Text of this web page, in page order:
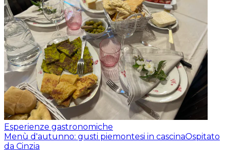
Esperienze gastronomiche
Menù d'autunno: gusti piemontesi in cascinaOspitato
da Cinzia